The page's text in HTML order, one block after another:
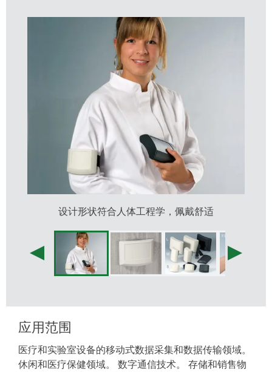
的显示器
端面具备较大的界面终端用表面
操作区域凹陷，用于保护膜键盘
带保险的隐蔽式墙壁安装; 简单的数据和充电电流传
输方式; 接触件作为附件
固定柱用于安装电路板和安装组件
保护套防冲击和保护表面（附件，规格 M，较高
设计形状符合人体工程学，佩戴舒适
应用范围
医疗和实验室设备的移动式数据采集和数据传输领域。
休闲和医疗保健领域。 数字通信技术。 存储和销售物